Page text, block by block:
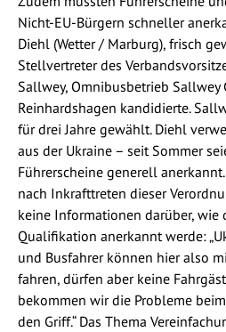
Nicht-EU-Bürgern schneller
Diehl (Wetter / Marburg), frisch
Stellvertreter des
Sallwey, Omnibusbetrieb Sallwey
Reinhardshagen kandidierte.
für drei Jahre gewählt. Diehl
aus der Ukraine – seit Sommer
Führerscheine generell
nach Inkrafttreten dieser
keine Informationen darüber, wie
Qualifikation anerkannt werde:
und Busfahrer können hier also
fahren, dürfen aber keine
bekommen wir die Probleme
den Griff.“ Das Thema